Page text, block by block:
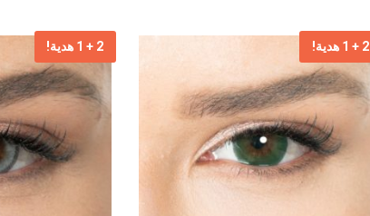
2 + 1 هدية! 2 + 1 هدية!